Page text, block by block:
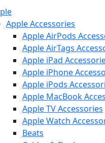
Apple Accessories
Apple AirPods
Apple AirTags
Apple iPad
Apple iPhone
Apple iPods
Apple MacBook
Apple TV Accessories
Apple Watch
Beats